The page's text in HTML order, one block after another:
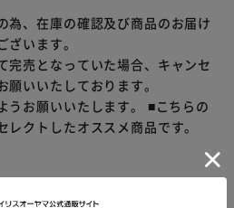
、在庫の確認及び商品のお届け
います。
完売となっていた場合、キャンセ
いいたしております。
うお願いいたします。 ■こちらの
クトしたオススメ商品です。